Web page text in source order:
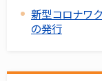
新型コロナワ
の発行